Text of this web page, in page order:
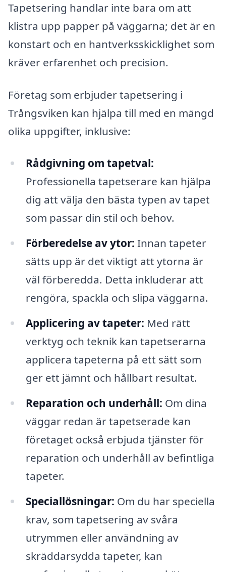
Tapetsering handlar inte bara om att
klistra upp papper på väggarna; det är en
konstart och en hantverksskicklighet som
kräver erfarenhet och precision.
Företag som erbjuder tapetsering i
Trångsviken kan hjälpa till med en mängd
olika uppgifter, inklusive:
Rådgivning om tapetval:
Professionella tapetserare kan hjälpa
dig att välja den bästa typen av tapet
som passar din stil och behov.
Förberedelse av ytor: Innan tapeter
sätts upp är det viktigt att ytorna är
väl förberedda. Detta inkluderar att
rengöra, spackla och slipa väggarna.
Applicering av tapeter: Med rätt
verktyg och teknik kan tapetserarna
applicera tapeterna på ett sätt som
ger ett jämnt och hållbart resultat.
Reparation och underhåll: Om dina
väggar redan är tapetserade kan
företaget också erbjuda tjänster för
reparation och underhåll av befintliga
tapeter.
Speciallösningar: Om du har speciella
krav, som tapetsering av svåra
utrymmen eller användning av
skräddarsydda tapeter, kan